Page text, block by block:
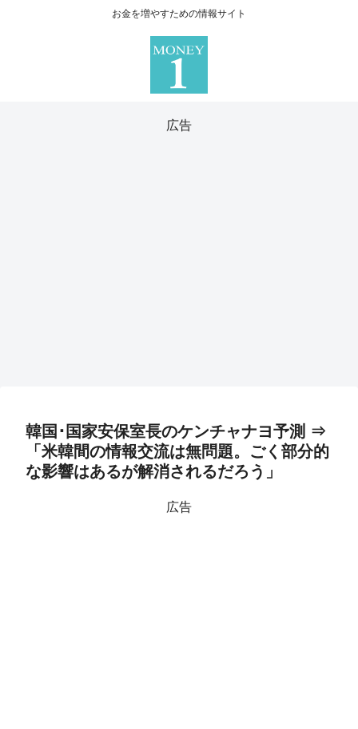
お金を増やすための情報サイト
広告
韓国･国家安保室長のケンチャナヨ予測 ⇒
「米韓間の情報交流は無問題。ごく部分的
な影響はあるが解消されるだろう」
広告